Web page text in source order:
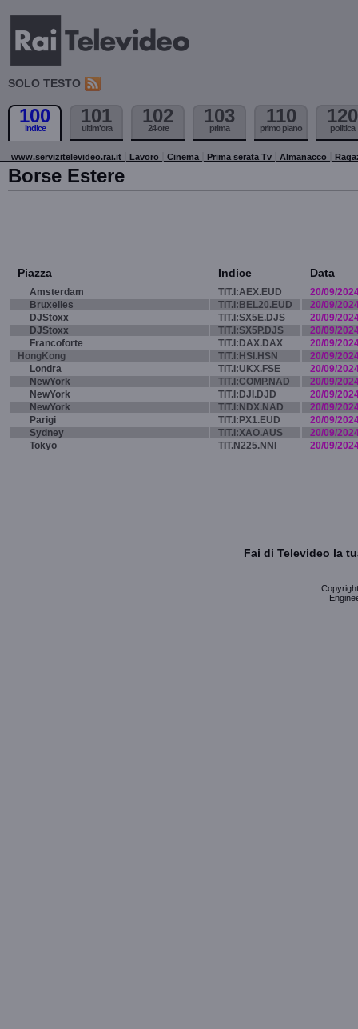
SOLO TESTO
100
indice
101
ultim'ora
102
24 ore
103
prima
110
primo piano
120
politica
www.servizitelevideo.rai.it Lavoro Cinema Prima serata Tv Almanacco
Borse Estere
Piazza Indice Data
Amsterdam TIT.I:AEX.EUD
20/09/
Bruxelles
TIT.I:BEL20.EUD
20/09/
DJStoxx
TIT.I:SX5E.DJS
20/09/
DJStoxx
TIT.I:SX5P.DJS
20/09/
Francoforte
TIT.I:DAX.DAX
20/09/
HongKong
TIT.I:HSI.HSN
20/09/
Londra
TIT.I:UKX.FSE
20/09/
NewYork
TIT.I:COMP.NAD
20/09/
NewYork
TIT.I:DJI.DJD
20/09/
NewYork
TIT.I:NDX.NAD
20/09/
Parigi
TIT.I:PX1.EUD
20/09/
Sydney
TIT.I:XAO.AUS
20/09/
Tokyo
TIT.N225.NNI 20/09/
Fai di Televideo la